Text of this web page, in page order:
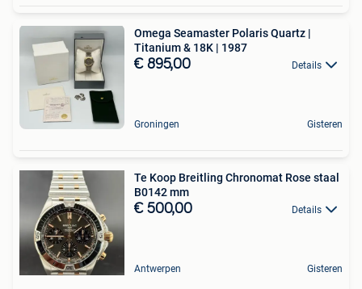
Omega Seamaster Polaris Quartz |
Titanium & 18K | 1987
€ 895,00 Details
Groningen Gisteren
Te Koop Breitling Chronomat Rose staal
B0142 mm
€ 500,00 Details
Antwerpen Gisteren